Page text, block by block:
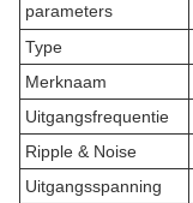
parameters
Type
Merknaam
Uitgangsfrequentie
Ripple & Noise
Uitgangsspanning